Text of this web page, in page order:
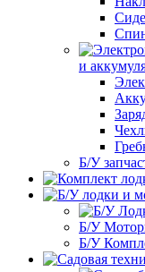
и
Б/У
Б/У
Б/У